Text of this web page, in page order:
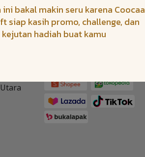
Coocaa Program
ini bakal makin seru karena Coocaa
siap kasih promo, challenge, dan
kejutan hadiah buat kamu